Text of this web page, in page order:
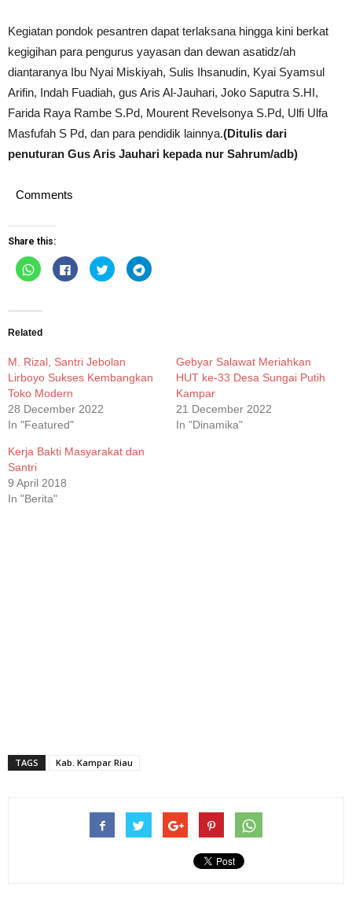
Kegiatan pondok pesantren dapat terlaksana hingga kini berkat
kegigihan para pengurus yayasan dan dewan asatidz/ah
diantaranya Ibu Nyai Miskiyah, Sulis Ihsanudin, Kyai Syamsul
Arifin, Indah Fuadiah, gus Aris Al-Jauhari, Joko Saputra S.HI,
Farida Raya Rambe S.Pd, Mourent Revelsonya S.Pd, Ulfi Ulfa
Masfufah S Pd, dan para pendidik lainnya.(Ditulis dari
penuturan Gus Aris Jauhari kepada nur Sahrum/adb)
Comments
Share this:
Click
to
share
(Opens
new
Click
to
share
Click
to
share
Click
to
Related
M. Rizal, Santri Jebolan
Lirboyo Sukses Kembangkan
Toko Modern
28 December 2022
In "Featured"
Gebyar Salawat Meriahkan
HUT ke-33 Desa Sungai Putih
Kampar
21 December 2022
In "Dinamika"
Kerja Bakti Masyarakat dan
Santri
9 April 2018
In "Berita"
TAGS Kab. Kampar Riau